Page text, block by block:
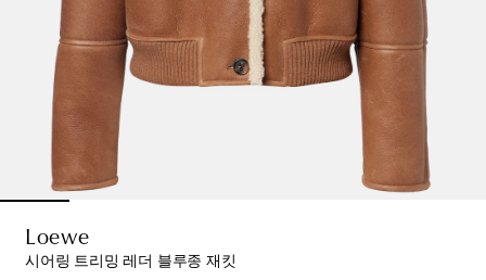
Loewe
시어링 트리밍 레더 블루종 재킷